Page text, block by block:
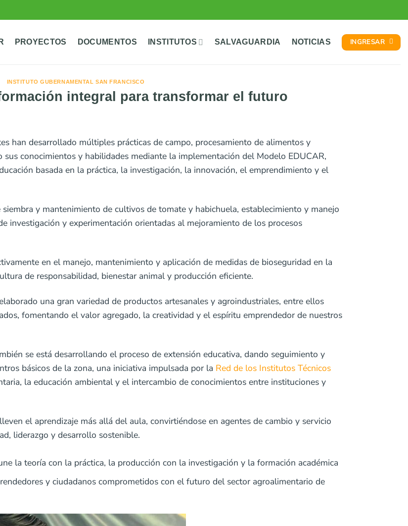
PROYECTOS DOCUMENTOS INSTITUTOS SALVAGUARDIA NOTICIAS INGRESAR
INSTITUTO GUBERNAMENTAL SAN FRANCISCO
integral para transformar el futuro
han desarrollado múltiples prácticas de campo, procesamiento de alimentos y
conocimientos y habilidades mediante la implementación del Modelo EDUCAR,
basada en la práctica, la investigación, la innovación, el emprendimiento y el
y mantenimiento de cultivos de tomate y habichuela, establecimiento y manejo
investigación y experimentación orientadas al mejoramiento de los procesos
en el manejo, mantenimiento y aplicación de medidas de bioseguridad en la
de responsabilidad, bienestar animal y producción eficiente.
una gran variedad de productos artesanales y agroindustriales, entre ellos
fomentando el valor agregado, la creatividad y el espíritu emprendedor de nuestros
se está desarrollando el proceso de extensión educativa, dando seguimiento y
básicos de la zona, una iniciativa impulsada por la Red de los Institutos Técnicos
la educación ambiental y el intercambio de conocimientos entre instituciones y
el aprendizaje más allá del aula, convirtiéndose en agentes de cambio y servicio
liderazgo y desarrollo sostenible.
la teoría con la práctica, la producción con la investigación y la formación académica
y ciudadanos comprometidos con el futuro del sector agroalimentario de